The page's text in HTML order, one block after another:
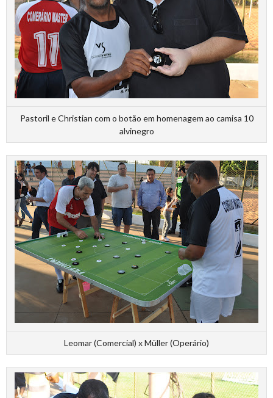
Pastoril e Christian com o botão em homenagem ao camisa 10
alvinegro
Leomar (Comercial) x Müller (Operário)